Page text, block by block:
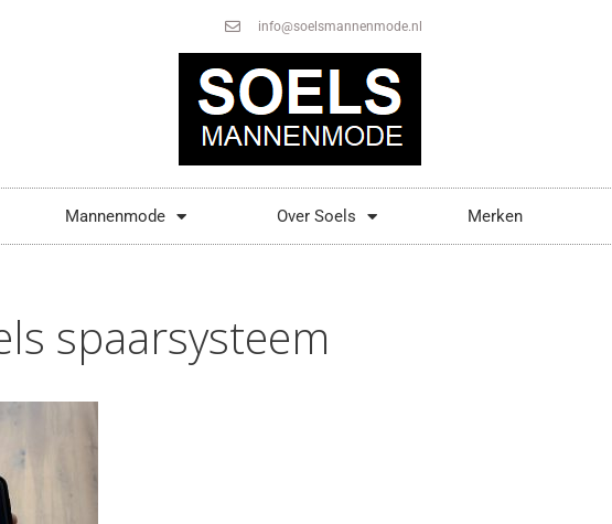
info@soelsmannenmode.nl
Mannenmode Over Soels Merken
spaarsysteem